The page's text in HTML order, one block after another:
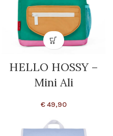
HELLO HOSSY –
Mini Ali
€49,90